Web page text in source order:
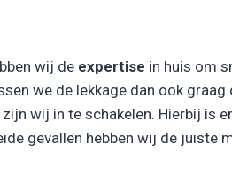
wij de expertise in huis om
we de lekkage dan ook graag
wij in te schakelen. Hierbij is
gevallen hebben wij de juiste